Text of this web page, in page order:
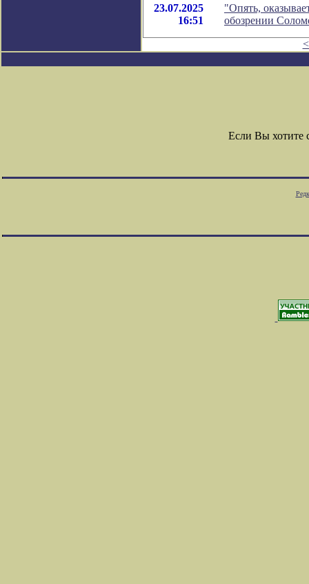
23.07.2025
16:51
"Опять,
обозрении
Если Вы хотите